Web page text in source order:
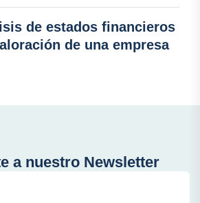
de estados financieros
de una empresa
a nuestro Newsletter